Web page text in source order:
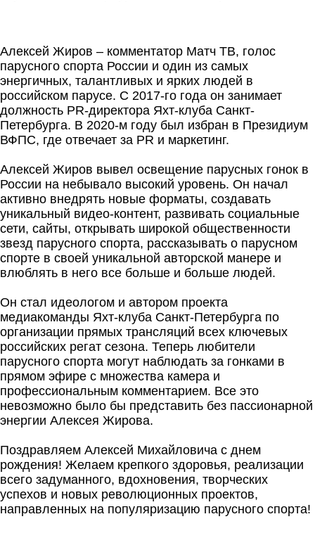
Алексей Жиров – комментатор Матч ТВ, голос
парусного спорта России и один из самых
энергичных, талантливых и ярких людей в
российском парусе. С 2017-го года он занимает
должность PR-директора Яхт-клуба Санкт-
Петербурга. В 2020-м году был избран в Президиум
ВФПС, где отвечает за PR и маркетинг.
Алексей Жиров вывел освещение парусных гонок в
России на небывало высокий уровень. Он начал
активно внедрять новые форматы, создавать
уникальный видео-контент, развивать социальные
сети, сайты, открывать широкой общественности
звезд парусного спорта, рассказывать о парусном
спорте в своей уникальной авторской манере и
влюблять в него все больше и больше людей.
Он стал идеологом и автором проекта
медиакоманды Яхт-клуба Санкт-Петербурга по
организации прямых трансляций всех ключевых
российских регат сезона. Теперь любители
парусного спорта могут наблюдать за гонками в
прямом эфире с множества камера и
профессиональным комментарием. Все это
невозможно было бы представить без пассионарной
энергии Алексея Жирова.
Поздравляем Алексей Михайловича с днем
рождения! Желаем крепкого здоровья, реализации
всего задуманного, вдохновения, творческих
успехов и новых революционных проектов,
направленных на популяризацию парусного спорта!